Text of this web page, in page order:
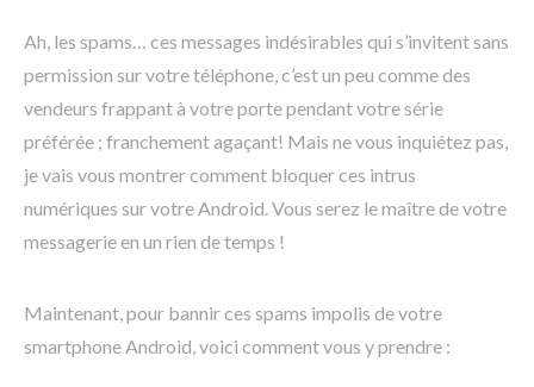
Ah, les spams… ces messages indésirables qui s’invitent sans
permission sur votre téléphone, c’est un peu comme des
vendeurs frappant à votre porte pendant votre série
préférée ; franchement agaçant! Mais ne vous inquiétez pas,
je vais vous montrer comment bloquer ces intrus
numériques sur votre Android. Vous serez le maître de votre
messagerie en un rien de temps !
Maintenant, pour bannir ces spams impolis de votre
smartphone Android, voici comment vous y prendre :